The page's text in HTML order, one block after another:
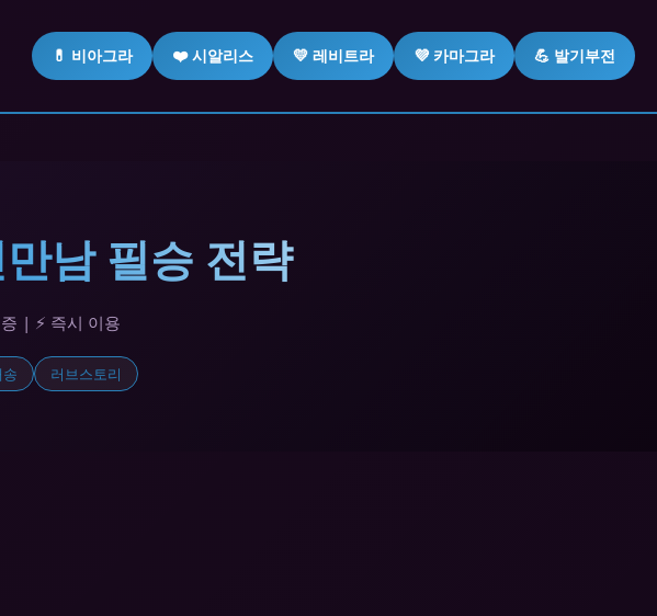
💊 비아그라 ❤️ 시알리스 💛 레비트라 💜 카마그라 💪 발기부전
남 필승 전략
| ⚡ 즉시 이용
러브스토리